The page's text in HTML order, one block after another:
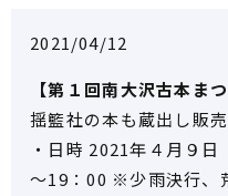
2021/04/12
【第１回南大沢古本まつ
揺籃社の本も蔵出し販売
・日時 2021年４月９
～19：00 ※少雨決行、